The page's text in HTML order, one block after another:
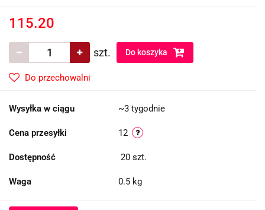
115.20
szt. Do koszyka
Do przechowalni
Wysyłka w ciągu ~3 tygodnie
Cena przesyłki 12
Dostępność 20 szt.
Waga 0.5 kg